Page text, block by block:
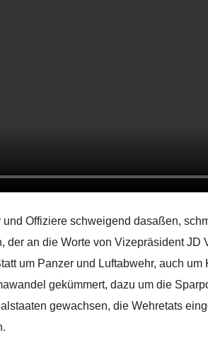
Offiziere schweigend dasaßen,
der an die Worte von Vizepräsident JD
um Panzer und Luftabwehr, auch
gekümmert, dazu um die
gewachsen, die Wehretats